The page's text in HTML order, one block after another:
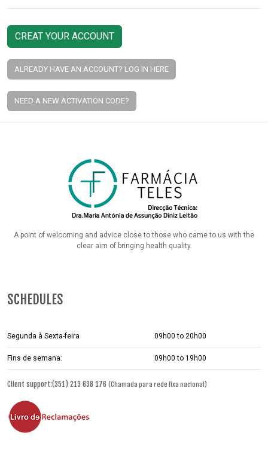
CREAT YOUR ACCOUNT
ALREADY HAVE AN ACCOUNT? LOG IN HERE
NEED A NEW ACTIVATION CODE?
A point of welcoming and advice close to those who came to us with the
clear aim of bringing health quality.
SCHEDULES
Segunda à Sexta-feira 09h00 to 20h00
Fins de semana: 09h00 to 19h00
Client support:(351) 213 638 176 (Chamada para rede fixa nacional)